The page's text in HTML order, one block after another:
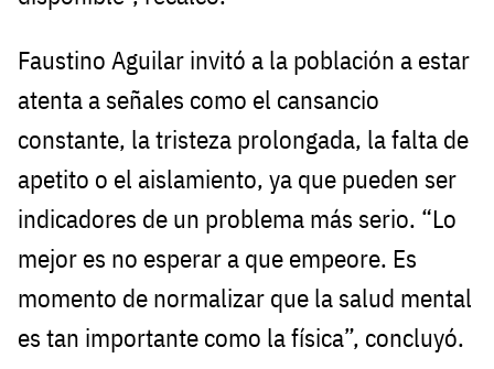
Faustino Aguilar invitó a la población a estar
atenta a señales como el cansancio
constante, la tristeza prolongada, la falta de
apetito o el aislamiento, ya que pueden ser
indicadores de un problema más serio. “Lo
mejor es no esperar a que empeore. Es
momento de normalizar que la salud mental
es tan importante como la física”, concluyó.